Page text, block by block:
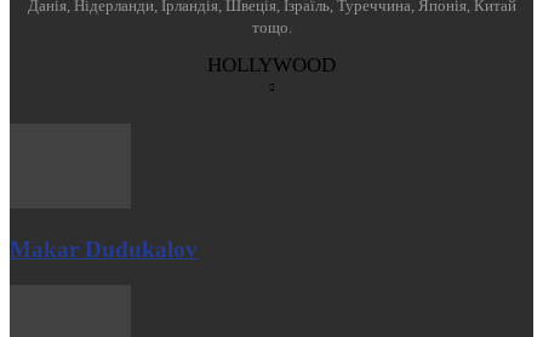
Данія, Нідерланди, Ірландія, Швеція, Ізраїль, Туреччина, Японія, Китай
тощо.
HOLLYWOOD
Makar Dudukalov